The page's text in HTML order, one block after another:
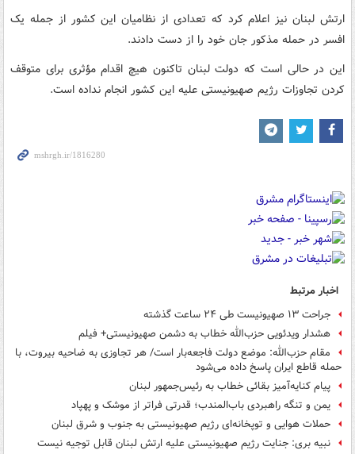
ارتش لبنان نیز اعلام کرد که تعدادی از نظامیان این کشور از جمله یک
افسر در حمله مذکور جان خود را از دست دادند.
این در حالی است که دولت لبنان تاکنون هیچ اقدام مؤثری برای متوقف
کردن تجاوزات رژیم صهیونیستی علیه این کشور انجام نداده است.
اخبار مرتبط
جراحت ۱۳ صهیونیست طی ۲۴ ساعت گذشته
هشدار ویدئویی حزب‌الله خطاب به دشمن صهیونیستی+ فیلم
مقام حزب‌الله: موضع دولت فاجعه‌بار است/ هر تجاوزی به ضاحیه بیروت، با
حمله قاطع ایران پاسخ داده می‌شود
پیام کنایه‌آمیز بقائی خطاب به رئیس‌جمهور لبنان
یمن و تنگه راهبردی باب‌المندب؛ قدرتی فراتر از موشک و پهپاد
حملات هوایی و توپخانه‌ای رژیم صهیونیستی به جنوب و شرق لبنان
نبیه بری: جنایت رژیم صهیونیستی علیه ارتش لبنان قابل توجیه نیست